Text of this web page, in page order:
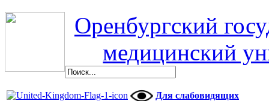
Оренбургский
медицинский
Для слабовидящих